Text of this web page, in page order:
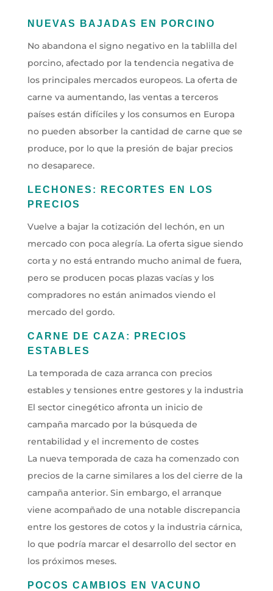
NUEVAS BAJADAS EN PORCINO
No abandona el signo negativo en la tablilla del
porcino, afectado por la tendencia negativa de
los principales mercados europeos. La oferta de
carne va aumentando, las ventas a terceros
países están difíciles y los consumos en Europa
no pueden absorber la cantidad de carne que se
produce, por lo que la presión de bajar precios
no desaparece.
LECHONES: RECORTES EN LOS
PRECIOS
Vuelve a bajar la cotización del lechón, en un
mercado con poca alegría. La oferta sigue siendo
corta y no está entrando mucho animal de fuera,
pero se producen pocas plazas vacías y los
compradores no están animados viendo el
mercado del gordo.
CARNE DE CAZA: PRECIOS
ESTABLES
La temporada de caza arranca con precios
estables y tensiones entre gestores y la industria
El sector cinegético afronta un inicio de
campaña marcado por la búsqueda de
rentabilidad y el incremento de costes
La nueva temporada de caza ha comenzado con
precios de la carne similares a los del cierre de la
campaña anterior. Sin embargo, el arranque
viene acompañado de una notable discrepancia
entre los gestores de cotos y la industria cárnica,
lo que podría marcar el desarrollo del sector en
los próximos meses.
POCOS CAMBIOS EN VACUNO